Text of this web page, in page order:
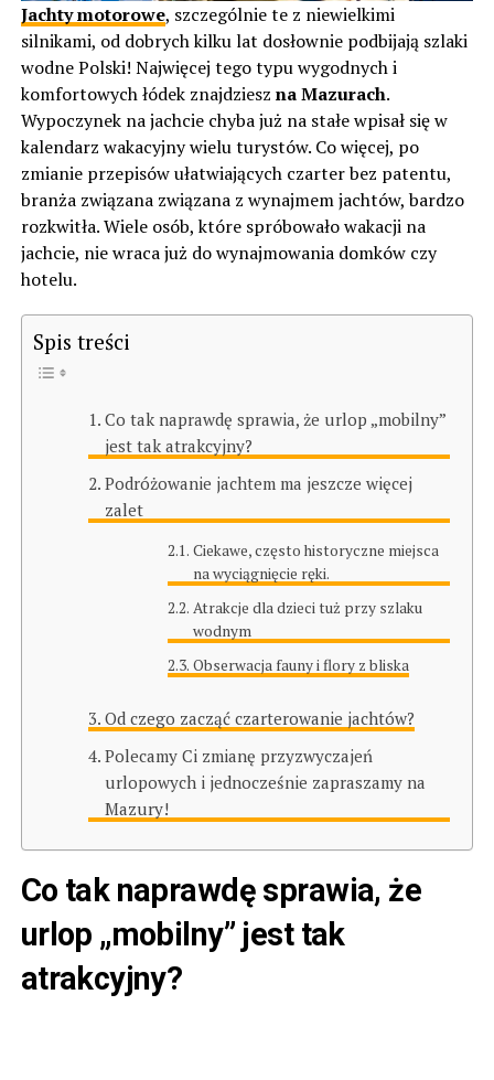
Jachty motorowe, szczególnie te z niewielkimi
silnikami, od dobrych kilku lat dosłownie podbijają szlaki
wodne Polski! Najwięcej tego typu wygodnych i
komfortowych łódek znajdziesz na Mazurach.
Wypoczynek na jachcie chyba już na stałe wpisał się w
kalendarz wakacyjny wielu turystów. Co więcej, po
zmianie przepisów ułatwiających czarter bez patentu,
branża związana związana z wynajmem jachtów, bardzo
rozkwitła. Wiele osób, które spróbowało wakacji na
jachcie, nie wraca już do wynajmowania domków czy
hotelu.
Spis treści
Co tak naprawdę sprawia, że urlop „mobilny”
jest tak atrakcyjny?
Podróżowanie jachtem ma jeszcze więcej
zalet
Ciekawe, często historyczne miejsca
na wyciągnięcie ręki.
Atrakcje dla dzieci tuż przy szlaku
wodnym
Obserwacja fauny i flory z bliska
Od czego zacząć czarterowanie jachtów?
Polecamy Ci zmianę przyzwyczajeń
urlopowych i jednocześnie zapraszamy na
Mazury!
Co tak naprawdę sprawia, że
urlop „mobilny” jest tak
atrakcyjny?